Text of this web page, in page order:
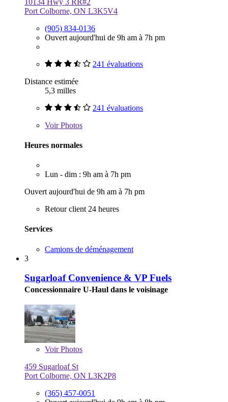
Port Colborne, ON L3K5V4
(905) 834-0136
Ouvert aujourd'hui de 9h am à 7h pm
241 évaluations
Distance estimée
5,3 milles
241 évaluations
VoirPhotos
Heures normales
Lun - dim : 9h am à 7h pm
Ouvert aujourd'hui de 9h am à 7h pm
Retour client 24 heures
Services
Camions de déménagement
3
Sugarloaf Convenience & VP Fuels
Concessionnaire U-Haul dans le voisinage
VoirPhotos
459 Sugarloaf St
Port Colborne, ON L3K2P8
(365) 457-0051